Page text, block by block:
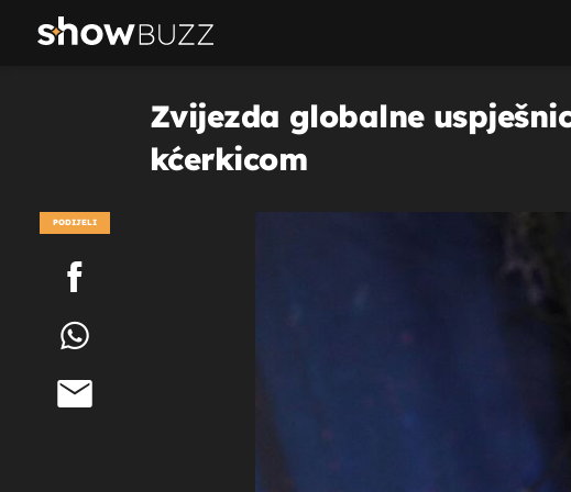
Zvijezda globalne
kćerkicom
PODIJELI